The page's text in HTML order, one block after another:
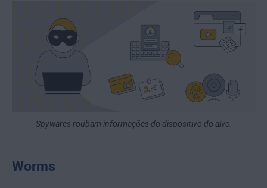
Spywares roubam informações do dispositivo do alvo.
Worms